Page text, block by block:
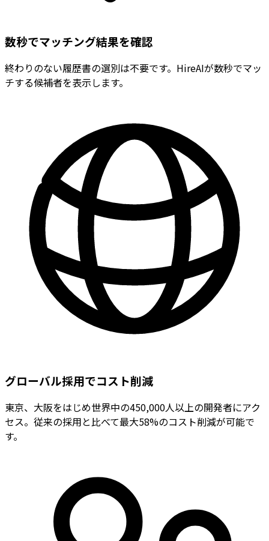
数秒でマッチング結果を確認
終わりのない履歴書の選別は不要です。HireAIが数秒でマッ
チする候補者を表示します。
グローバル採用でコスト削減
東京、大阪をはじめ世界中の450,000人以上の開発者にアク
セス。従来の採用と比べて最大58%のコスト削減が可能で
す。